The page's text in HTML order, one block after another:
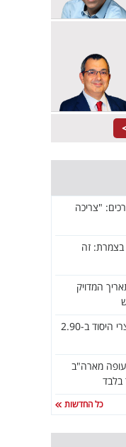
"צריכה
בצמרת: זה
המדויק
רמי לוי שובר את השוק: מוצרי היסוד ב-2.90
מארה"ב
כל החדשות